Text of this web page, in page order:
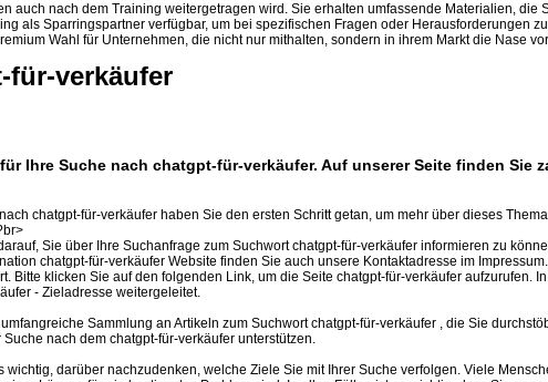
auch nach dem Training weitergetragen wird. Sie erhalten umfassende Materialien,
als Sparringspartner verfügbar, um bei spezifischen Fragen oder Herausforderungen
Wahl für Unternehmen, die nicht nur mithalten, sondern in ihrem Markt die Nase
für-verkäufer
Ihre Suche nach chatgpt-für-verkäufer. Auf unserer Seite finden Sie
chatgpt-für-verkäufer haben Sie den ersten Schritt getan, um mehr über dieses
Sie über Ihre Suchanfrage zum Suchwort chatgpt-für-verkäufer informieren zu
chatgpt-für-verkäufer Website finden Sie auch unsere Kontaktadresse im
Bitte klicken Sie auf den folgenden Link, um die Seite chatgpt-für-verkäufer aufzurufen.
- Zieladresse weitergeleitet.
Sammlung an Artikeln zum Suchwort chatgpt-für-verkäufer , die Sie
nach dem chatgpt-für-verkäufer unterstützen.
wichtig, darüber nachzudenken, welche Ziele Sie mit Ihrer Suche verfolgen. Viele